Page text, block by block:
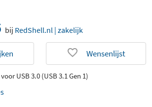
bij RedShell.nl | zakelijk
Wensenlijst
USB 3.0 (USB 3.1 Gen 1)